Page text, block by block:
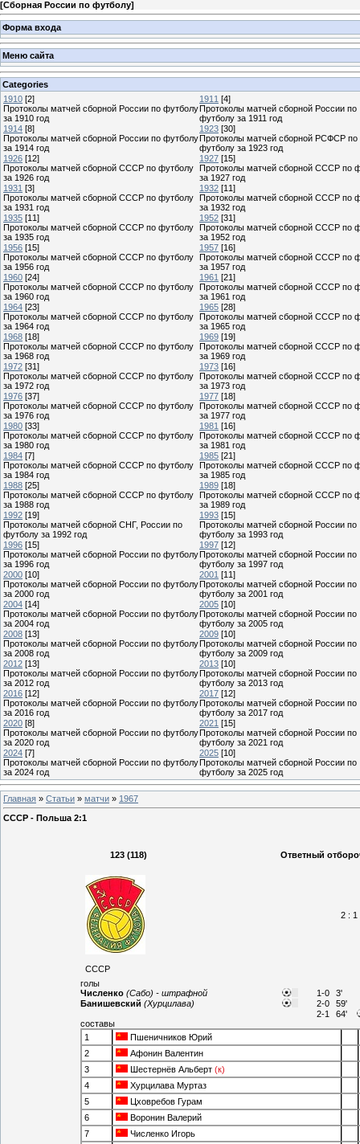
[Сборная России по футболу]
Форма входа
Меню сайта
Categories
1910 [2]
Протоколы матчей сборной России по футболу
за 1910 год
1911 [4]
Протоколы матчей сборной России по
футболу за 1911 год
1914 [8]
Протоколы матчей сборной России по футболу
за 1914 год
1923 [30]
Протоколы матчей сборной РСФСР по
футболу за 1923 год
1926 [12]
Протоколы матчей сборной СССР по футболу
за 1926 год
1927 [15]
Протоколы матчей сборной СССР по
за 1927 год
1931 [3]
Протоколы матчей сборной СССР по футболу
за 1931 год
1932 [11]
Протоколы матчей сборной СССР по
за 1932 год
1935 [11]
Протоколы матчей сборной СССР по футболу
за 1935 год
1952 [31]
Протоколы матчей сборной СССР по
за 1952 год
1956 [15]
Протоколы матчей сборной СССР по футболу
за 1956 год
1957 [16]
Протоколы матчей сборной СССР по
за 1957 год
1960 [24]
Протоколы матчей сборной СССР по футболу
за 1960 год
1961 [21]
Протоколы матчей сборной СССР по
за 1961 год
1964 [23]
Протоколы матчей сборной СССР по футболу
за 1964 год
1965 [28]
Протоколы матчей сборной СССР по
за 1965 год
1968 [18]
Протоколы матчей сборной СССР по футболу
за 1968 год
1969 [19]
Протоколы матчей сборной СССР по
за 1969 год
1972 [31]
Протоколы матчей сборной СССР по футболу
за 1972 год
1973 [16]
Протоколы матчей сборной СССР по
за 1973 год
1976 [37]
Протоколы матчей сборной СССР по футболу
за 1976 год
1977 [18]
Протоколы матчей сборной СССР по
за 1977 год
1980 [33]
Протоколы матчей сборной СССР по футболу
за 1980 год
1981 [16]
Протоколы матчей сборной СССР по
за 1981 год
1984 [7]
Протоколы матчей сборной СССР по футболу
за 1984 год
1985 [21]
Протоколы матчей сборной СССР по
за 1985 год
1988 [25]
Протоколы матчей сборной СССР по футболу
за 1988 год
1989 [18]
Протоколы матчей сборной СССР по
за 1989 год
1992 [19]
Протоколы матчей сборной СНГ, России по
футболу за 1992 год
1993 [15]
Протоколы матчей сборной России по
футболу за 1993 год
1996 [15]
Протоколы матчей сборной России по футболу
за 1996 год
1997 [12]
Протоколы матчей сборной России по
футболу за 1997 год
2000 [10]
Протоколы матчей сборной России по футболу
за 2000 год
2001 [11]
Протоколы матчей сборной России по
футболу за 2001 год
2004 [14]
Протоколы матчей сборной России по футболу
за 2004 год
2005 [10]
Протоколы матчей сборной России по
футболу за 2005 год
2008 [13]
Протоколы матчей сборной России по футболу
за 2008 год
2009 [10]
Протоколы матчей сборной России по
футболу за 2009 год
2012 [13]
Протоколы матчей сборной России по футболу
за 2012 год
2013 [10]
Протоколы матчей сборной России по
футболу за 2013 год
2016 [12]
Протоколы матчей сборной России по футболу
за 2016 год
2017 [12]
Протоколы матчей сборной России по
футболу за 2017 год
2020 [8]
Протоколы матчей сборной России по футболу
за 2020 год
2021 [15]
Протоколы матчей сборной России по
футболу за 2021 год
2024 [7]
Протоколы матчей сборной России по футболу
за 2024 год
2025 [10]
Протоколы матчей сборной России по
футболу за 2025 год
Главная » Статьи » матчи » 1967
СССР - Польша 2:1
123 (118) Ответный
2 : 1
СССР
голы
Численко (Сабо) - штрафной 1-0
3'
Банишевский (Хурцилава) 2-0
59'
2-1
64'
составы
1
Пшеничников Юрий
2
Афонин Валентин
3
Шестернёв Альберт (к)
4
Хурцилава Муртаз
5
Цховребов Гурам
6
Воронин Валерий
7
Численко Игорь